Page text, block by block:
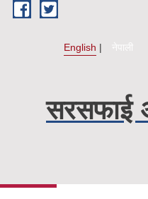
Skip to main content
English नेपाली
सरसफाई